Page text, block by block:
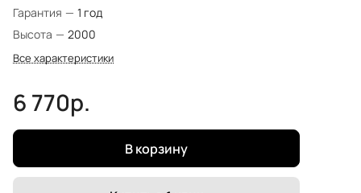
Гарантия — 1 год
Высота — 2000
Все характеристики
6 770р.
В корзину